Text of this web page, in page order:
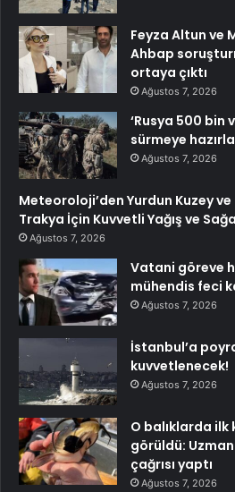
Feyza Altun ve
Ahbap
ortaya çıktı
Ağustos 7, 2026
‘Rusya 500 bin
sürmeye
Ağustos 7, 2026
Meteoroloji’den Yurdun Kuzey
Trakya İçin Kuvvetli Yağış ve
Ağustos 7, 2026
Vatani göreve
mühendis feci
Ağustos 7, 2026
İstanbul’a
kuvvetlenecek!
Ağustos 7, 2026
O balıklarda ilk
görüldü:
çağrısı yaptı
Ağustos 7, 2026